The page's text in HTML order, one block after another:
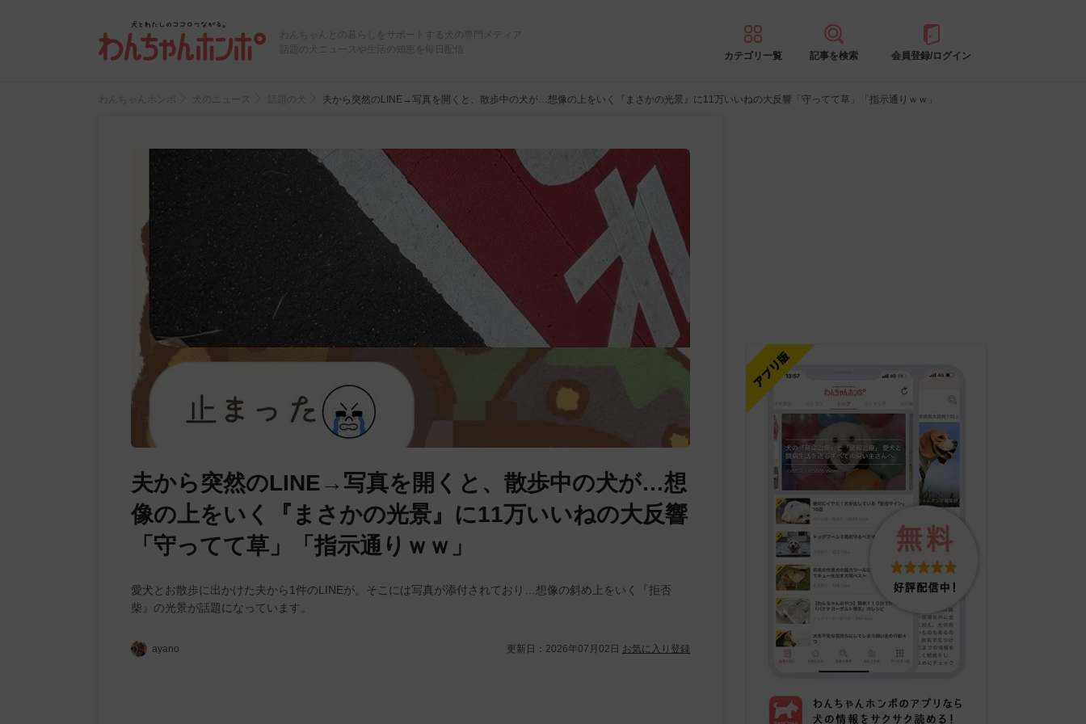
わんちゃんとの暮らしをサポートする犬の専門メディア
話題の犬ニュースや生活の知恵を毎日配信
カテゴリ一覧 記事を検索 会員登録/ログイン
わんちゃんホンポ 犬のニュース 話題の犬 夫から突然のLINE→写真を開くと、散歩中の犬が…想像の上をいく『まさかの光景』に11万いいねの大反響「守ってて草」「指示通りｗｗ」
夫から突然のLINE→写真を開くと、散歩中の犬が…想
像の上をいく『まさかの光景』に11万いいねの大反響
「守ってて草」「指示通りｗｗ」
愛犬とお散歩に出かけた夫から1件のLINEが。そこには写真が添付されており…想像の斜め上をいく『拒否
柴』の光景が話題になっています。
ayano 更新日： 2026年07月02日 お気に入り登録